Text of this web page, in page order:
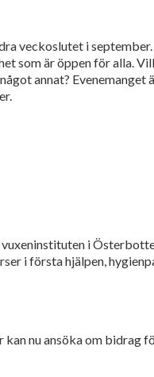
veckoslutet i
som är öppen för alla.
annat? Evenemanget
i
i första hjälpen,
nu ansöka om bidrag